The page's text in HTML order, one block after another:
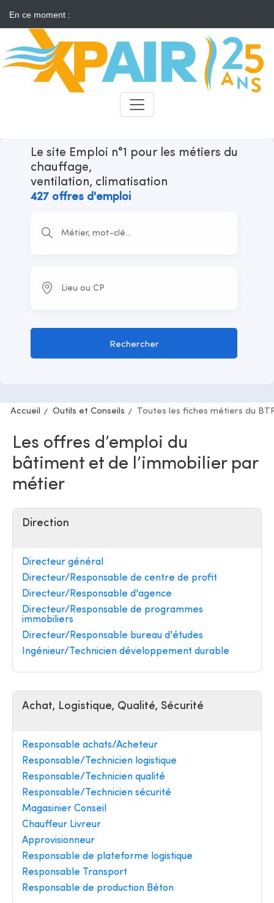
En ce moment :
Solaire : des développeurs s'insurgent contre l'annonce d'appels
d'offres "neutres"
Recruteurs
Le site Emploi n°1 pour les métiers du
chauffage,
ventilation, climatisation
427 offres d'emploi
Rechercher
Accueil Outils et Conseils Toutes les fiches métiers du
Les offres d’emploi du
bâtiment et de l’immobilier par
métier
Direction
Directeur général
Directeur/Responsable de centre de profit
Directeur/Responsable d'agence
Directeur/Responsable de programmes
immobiliers
Directeur/Responsable bureau d'études
Ingénieur/Technicien développement durable
Achat, Logistique, Qualité, Sécurité
Responsable achats/Acheteur
Responsable/Technicien logistique
Responsable/Technicien qualité
Responsable/Technicien sécurité
Magasinier Conseil
Chauffeur Livreur
Approvisionneur
Responsable de plateforme logistique
Responsable Transport
Responsable de production Béton